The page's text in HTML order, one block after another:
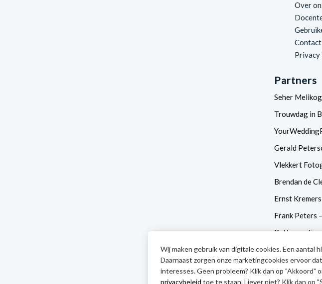
Over
Contact
Privacy
Partners
Seher
Trouwdag in
Gerald
Vlekkert
Brendan de
Ernst
Frank Peters
Betty van
CameraNU
Wij maken gebruik van digitale cookies. Een aantal
Daarnaast zorgen onze marketingcookies ervoor
interesses. Geen probleem? Klik dan op "Akkoord"
privacybeleid toe te staan. Liever niet? Klik dan op